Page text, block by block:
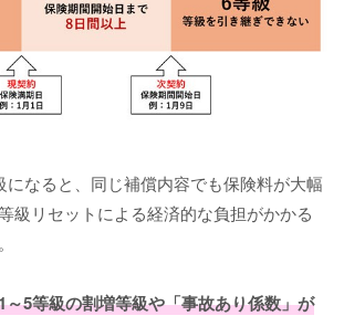
になると、同じ補償内容でも保険料が大幅
級リセットによる経済的な負担がかかる
～5等級の割増等級や「事故あり係数」が